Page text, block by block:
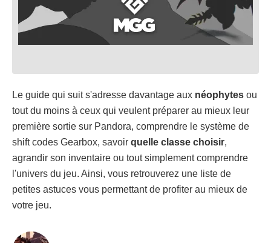
Le guide qui suit s'adresse davantage aux néophytes ou
tout du moins à ceux qui veulent préparer au mieux leur
première sortie sur Pandora, comprendre le système de
shift codes Gearbox, savoir quelle classe choisir,
agrandir son inventaire ou tout simplement comprendre
l'univers du jeu. Ainsi, vous retrouverez une liste de
petites astuces vous permettant de profiter au mieux de
votre jeu.